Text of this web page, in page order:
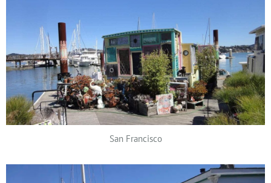
San Francisco